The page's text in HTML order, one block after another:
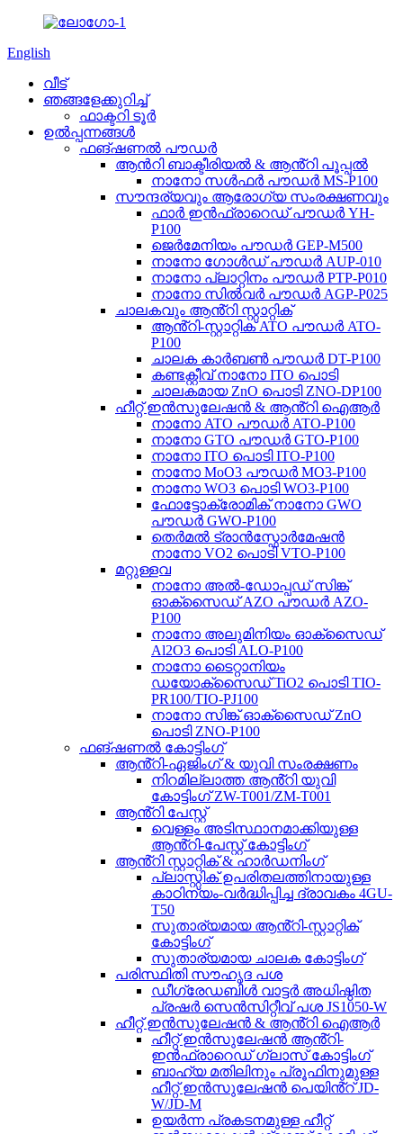
English
വീട്
ഞങ്ങളേക്കുറിച്ച്
ഫാക്ടറി ടൂർ
ഉൽപ്പന്നങ്ങൾ
ഫങ്ഷണൽ പൗഡർ
ആൻറി ബാക്ടീരിയൽ & ആൻ്റി പൂപ്പൽ
നാനോ സൾഫർ പൗഡർ MS-P100
സൗന്ദര്യവും ആരോഗ്യ സംരക്ഷണവും
ഫാർ ഇൻഫ്രാറെഡ് പൗഡർ YH-
P100
ജെർമേനിയം പൗഡർ GEP-M500
നാനോ ഗോൾഡ് പൗഡർ AUP-010
നാനോ പ്ലാറ്റിനം പൗഡർ PTP-P010
നാനോ സിൽവർ പൗഡർ AGP-P025
ചാലകവും ആൻ്റി സ്റ്റാറ്റിക്
ആൻ്റി-സ്റ്റാറ്റിക് ATO പൗഡർ ATO-
P100
ചാലക കാർബൺ പൗഡർ DT-P100
കണ്ടക്റ്റീവ് നാനോ ITO പൊടി
ചാലകമായ ZnO പൊടി ZNO-DP100
ഹീറ്റ് ഇൻസുലേഷൻ & ആൻ്റി ഐആർ
നാനോ ATO പൗഡർ ATO-P100
നാനോ GTO പൗഡർ GTO-P100
നാനോ ITO പൊടി ITO-P100
നാനോ MoO3 പൗഡർ MO3-P100
നാനോ WO3 പൊടി WO3-P100
ഫോട്ടോക്രോമിക് നാനോ GWO
പൗഡർ GWO-P100
തെർമൽ ട്രാൻസ്ഫോർമേഷൻ
നാനോ VO2 പൊടി VTO-P100
മറ്റുള്ളവ
നാനോ അൽ-ഡോപ്പഡ് സിങ്ക്
ഓക്സൈഡ് AZO പൗഡർ AZO-
P100
നാനോ അലുമിനിയം ഓക്സൈഡ്
Al2O3 പൊടി ALO-P100
നാനോ ടൈറ്റാനിയം
ഡയോക്സൈഡ് TiO2 പൊടി TIO-
PR100/TIO-PJ100
നാനോ സിങ്ക് ഓക്സൈഡ് ZnO
പൊടി ZNO-P100
ഫങ്ഷണൽ കോട്ടിംഗ്
ആൻ്റി-ഏജിംഗ് & യുവി സംരക്ഷണം
നിറമില്ലാത്ത ആൻ്റി യുവി
കോട്ടിംഗ് ZW-T001/ZM-T001
ആൻ്റി പേസ്റ്റ്
വെള്ളം അടിസ്ഥാനമാക്കിയുള്ള
ആൻ്റി-പേസ്റ്റ് കോട്ടിംഗ്
ആൻ്റി സ്റ്റാറ്റിക് & ഹാർഡനിംഗ്
പ്ലാസ്റ്റിക് ഉപരിതലത്തിനായുള്ള
കാഠിന്യം-വർദ്ധിപ്പിച്ച ദ്രാവകം 4GU-
T50
സുതാര്യമായ ആൻ്റി-സ്റ്റാറ്റിക്
കോട്ടിംഗ്
സുതാര്യമായ ചാലക കോട്ടിംഗ്
പരിസ്ഥിതി സൗഹൃദ പശ
ഡീഗ്രേഡബിൾ വാട്ടർ അധിഷ്ഠിത
പ്രഷർ സെൻസിറ്റീവ് പശ JS1050-W
ഹീറ്റ് ഇൻസുലേഷൻ & ആൻ്റി ഐആർ
ഹീറ്റ് ഇൻസുലേഷൻ ആൻ്റി-
ഇൻഫ്രാറെഡ് ഗ്ലാസ് കോട്ടിംഗ്
ബാഹ്യ മതിലിനും പ്രൂഫിനുമുള്ള
ഹീറ്റ് ഇൻസുലേഷൻ പെയിൻ്റ് JD-
W/JD-M
ഉയർന്ന പ്രകടനമുള്ള ഹീറ്റ്